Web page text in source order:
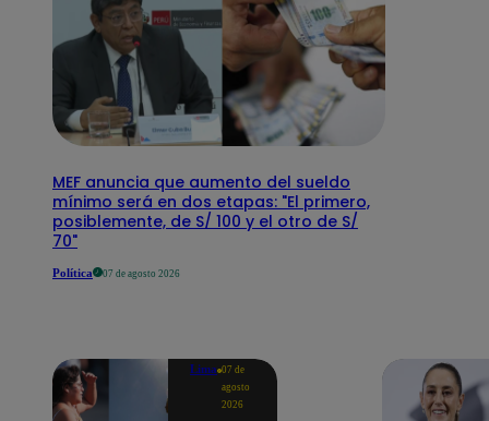
MEF anuncia que aumento del sueldo
mínimo será en dos etapas: "El primero,
posiblemente, de S/ 100 y el otro de S/
70"
Política 07 de agosto 2026
Lima 07 de
agosto
2026